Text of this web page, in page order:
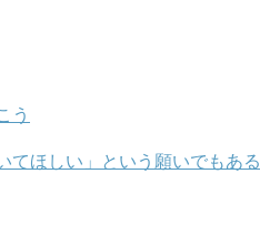
う
てほしい」という願いでもある